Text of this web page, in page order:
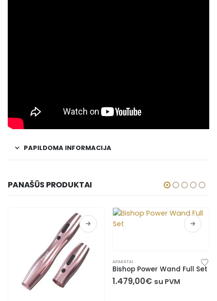
PAPILDOMA INFORMACIJA
PANAŠŪS PRODUKTAI
APARATAI
Bishop Power Wand Full Set
1.479,00€ su PVM